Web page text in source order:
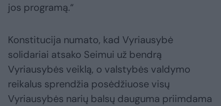
jos programą.“
Konstitucija numato, kad Vyriausybė
solidariai atsako Seimui už bendrą
Vyriausybės veiklą, o valstybės valdymo
reikalus sprendžia posėdžiuose visų
Vyriausybės narių balsų dauguma priimdama